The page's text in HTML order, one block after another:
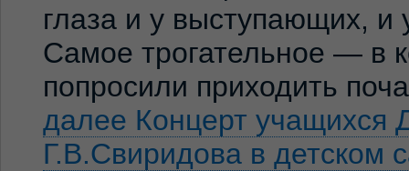
глаза и у выступающих,
Самое трогательное — в
попросили приходить
далее Концерт
Г.В.Свиридова в детском